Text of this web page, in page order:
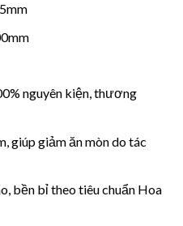
nguyên kiện, thương
giúp giảm ăn mòn do tác
bền bỉ theo tiêu chuẩn Hoa